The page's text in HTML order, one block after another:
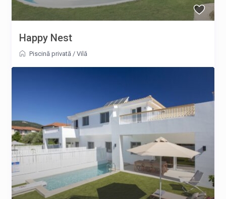
Happy Nest
Piscină privată /Vilă